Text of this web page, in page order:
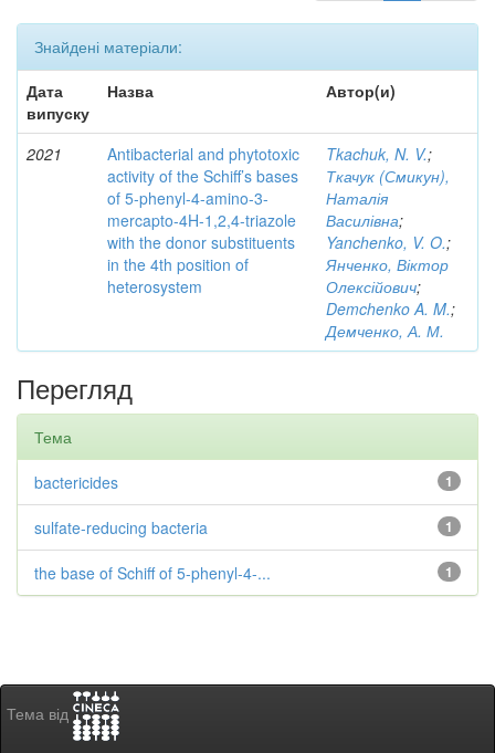
Знайдені матеріали:
Дата
випуску
Назва Автор(и)
2021
Antibacterial and phytotoxic
activity of the Schiff’s bases
of 5-phenyl-4-amino-3-
mercapto-4H-1,2,4-triazole
with the donor substituents
in the 4th position of
heterosystem
Tkachuk, N. V.;
Ткачук (Смикун),
Наталія
Василівна;
Yanchenko, V. O.;
Янченко, Віктор
Олексійович;
Demchenko A. M.;
Демченко, А. М.
Перегляд
Тема
1
bactericides
1
sulfate-reducing bacteria
1
the base of Schiff of 5-phenyl-4-...
Тема від